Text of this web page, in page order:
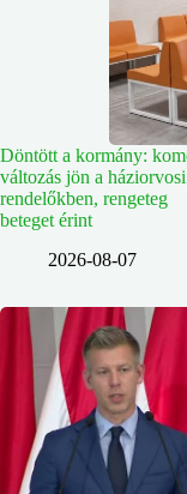
Döntött a kormány:
változás jön a háziorvosi
rendelőkben, rengeteg
beteget érint
2026-08-07